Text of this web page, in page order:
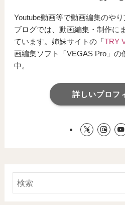
Youtube動画等で動画編集のや
ブログでは、動画編集・制作に
ています。姉妹サイトの「TRY
画編集ソフト「VEGAS Pro」の
中。
詳しいプロフ